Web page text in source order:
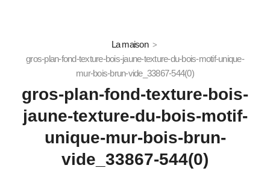
La maison
gros-plan-fond-texture-bois-jaune-texture-du-bois-motif-unique-
mur-bois-brun-vide_33867-544(0)
gros-plan-fond-texture-bois-
jaune-texture-du-bois-motif-
unique-mur-bois-brun-
vide_33867-544(0)